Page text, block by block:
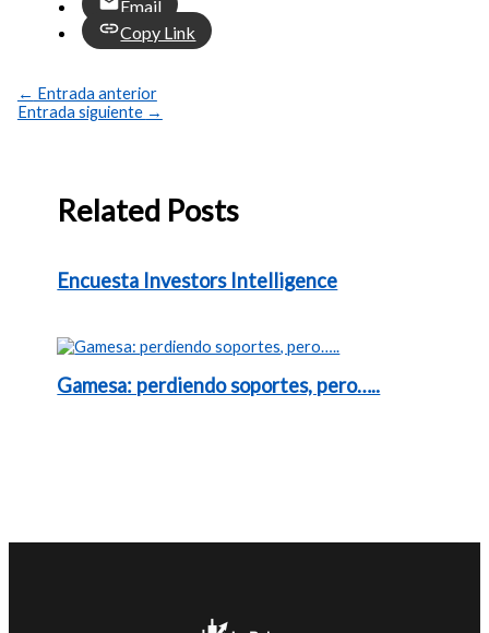
Email
Copy Link
← Entrada anterior
Entrada siguiente →
Related Posts
Encuesta Investors Intelligence
Gamesa: perdiendo soportes, pero…..